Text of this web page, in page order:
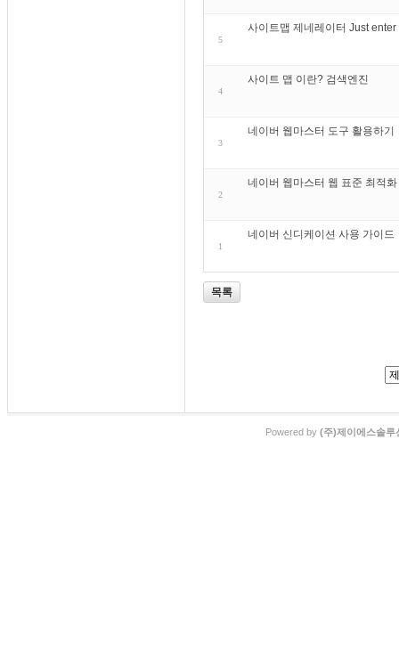
5
사이트맵 제네레이터 Just
4
사이트 맵 이란? 검색엔진
3
네이버 웹마스터 도구 활용하기
2
네이버 웹마스터 웹 표준 최적
1
네이버 신디케이션 사용 가이드
목록
Powered by (주)제이에스솔루